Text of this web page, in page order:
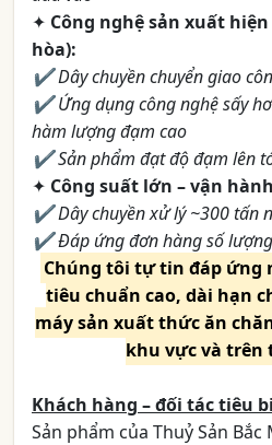
✦ Công nghệ sản xuất
hòa):
✔ Dây chuyền chuyển giao
✔ Ứng dụng công nghệ sấy
hàm lượng đạm cao
✔ Sản phẩm đạt độ đạm lên
✦ Công suất lớn – vận
✔ Dây chuyền xử lý ~300 tấn
✔ Đáp ứng đơn hàng số
Chúng tôi tự tin đáp ứng
tiêu chuẩn cao, dài hạn
máy sản xuất thức ăn
khu vực và trên
Khách hàng – đối tác tiêu
Sản phẩm của Thuỷ Sản